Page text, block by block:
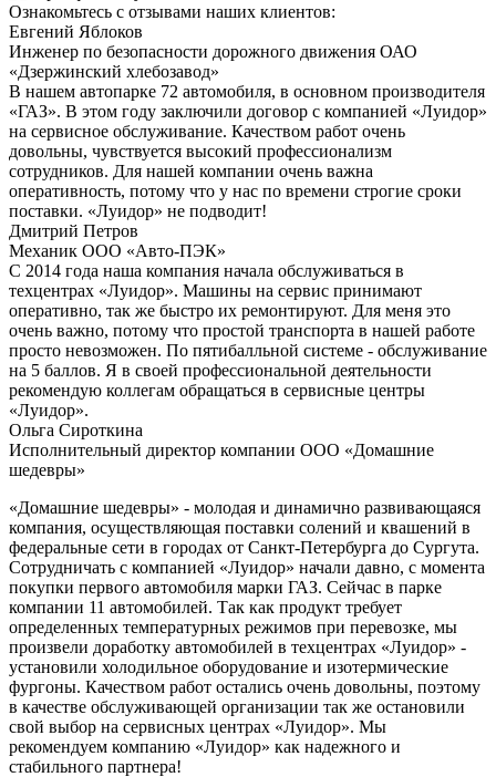
Ознакомьтесь с отзывами наших клиентов:
Евгений Яблоков
Инженер по безопасности дорожного движения ОАО
«Дзержинский хлебозавод»
В нашем автопарке 72 автомобиля, в основном производителя
«ГАЗ». В этом году заключили договор с компанией «Луидор»
на сервисное обслуживание. Качеством работ очень
довольны, чувствуется высокий профессионализм
сотрудников. Для нашей компании очень важна
оперативность, потому что у нас по времени строгие сроки
поставки. «Луидор» не подводит!
Дмитрий Петров
Механик ООО «Авто-ПЭК»
С 2014 года наша компания начала обслуживаться в
техцентрах «Луидор». Машины на сервис принимают
оперативно, так же быстро их ремонтируют. Для меня это
очень важно, потому что простой транспорта в нашей работе
просто невозможен. По пятибалльной системе - обслуживание
на 5 баллов. Я в своей профессиональной деятельности
рекомендую коллегам обращаться в сервисные центры
«Луидор».
Ольга Сироткина
Исполнительный директор компании ООО «Домашние
шедевры»
«Домашние шедевры» - молодая и динамично развивающаяся
компания, осуществляющая поставки солений и квашений в
федеральные сети в городах от Санкт-Петербурга до Сургута.
Сотрудничать с компанией «Луидор» начали давно, с момента
покупки первого автомобиля марки ГАЗ. Сейчас в парке
компании 11 автомобилей. Так как продукт требует
определенных температурных режимов при перевозке, мы
произвели доработку автомобилей в техцентрах «Луидор» -
установили холодильное оборудование и изотермические
фургоны. Качеством работ остались очень довольны, поэтому
в качестве обслуживающей организации так же остановили
свой выбор на сервисных центрах «Луидор». Мы
рекомендуем компанию «Луидор» как надежного и
стабильного партнера!